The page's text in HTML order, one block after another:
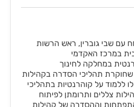
עם שבי גוברין, ראש הרשות
במרכז האקדמי
במחלקה לחינוך
שחוקרת תהליכי הסדרה בקהילות
ללמוד על קוהרנטיות בתהליכי
צללים ותרומתן לפיתוח
וההסדרה של קהילות